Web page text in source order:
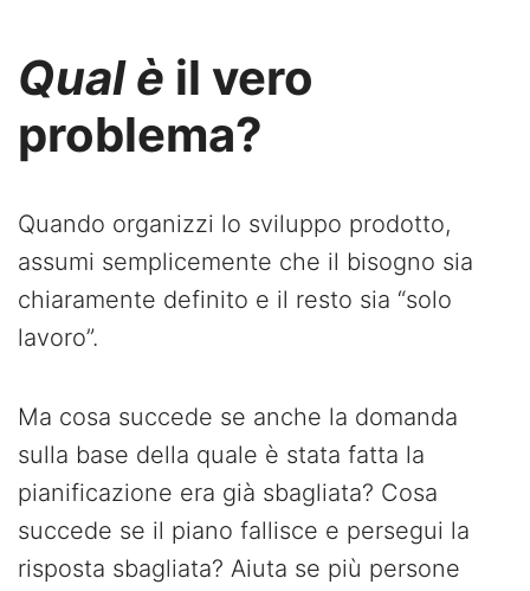
Qual è il vero
problema?
Quando organizzi lo sviluppo prodotto,
assumi semplicemente che il bisogno sia
chiaramente definito e il resto sia “solo
lavoro”.
Ma cosa succede se anche la domanda
sulla base della quale è stata fatta la
pianificazione era già sbagliata? Cosa
succede se il piano fallisce e persegui la
risposta sbagliata? Aiuta se più persone